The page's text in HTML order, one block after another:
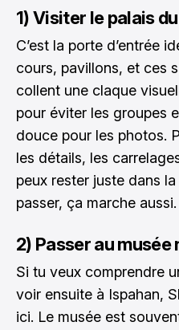
1) Visiter le palais
C’est la porte d’entrée
cours, pavillons, et ces
collent une claque
pour éviter les groupes
douce pour les photos.
les détails, les
peux rester juste dans
passer, ça marche aussi.
2) Passer au musée
Si tu veux comprendre
voir ensuite à Ispahan,
ici. Le musée est